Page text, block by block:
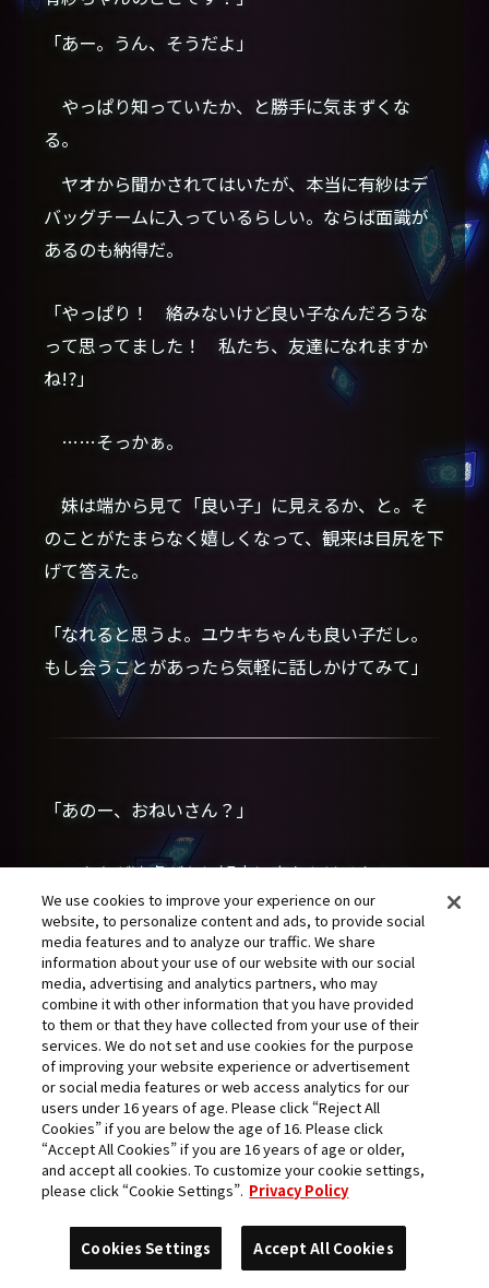
「あー。うん、そうだよ」
やっぱり知っていたか、と勝手に気まずくな
る。
ヤオから聞かされてはいたが、本当に有紗はデ
バッグチームに入っているらしい。ならば面識が
あるのも納得だ。
「やっぱり！ 絡みないけど良い子なんだろうな
って思ってました！ 私たち、友達になれますか
ね!?」
……そっかぁ。
妹は端から見て「良い子」に見えるか、と。そ
のことがたまらなく嬉しくなって、観来は目尻を下
げて答えた。
「なれると思うよ。ユウキちゃんも良い子だし。
もし会うことがあったら気軽に話しかけてみて」
「あのー、おねいさん？」
ユウキが遠慮がちに観来に声をかけるものの、
すでに彼女は揺るがぬ意思でD-STORAGEを構えた
後だった。笑顔を浮かべる観来の表情とは裏腹
に、ユウキの胸中には儚げながら不安が広がって
いく。
「さて……と。そろそろ向こうに帰るタイミング
か」
ユウキの呼びかけに応えることなく観来がユニ
ークエンブレムを起動すると、ハニモンが進化を重
ねていくのが分かる。
光に包まれたハニモンはあっという間にレベル
We use cookies to improve your experience on our
website, to personalize content and ads, to provide social
media features and to analyze our traffic. We share
information about your use of our website with our social
media, advertising and analytics partners, who may
combine it with other information that you have provided
to them or that they have collected from your use of their
services. We do not set and use cookies for the purpose
of improving your website experience or advertisement
or social media features or web access analytics for our
users under 16 years of age. Please click “Reject All
Cookies” if you are below the age of 16. Please click
“Accept All Cookies” if you are 16 years of age or older,
and accept all cookies. To customize your cookie settings,
please click “Cookie Settings”. Privacy Policy
Cookies Settings Accept All Cookies